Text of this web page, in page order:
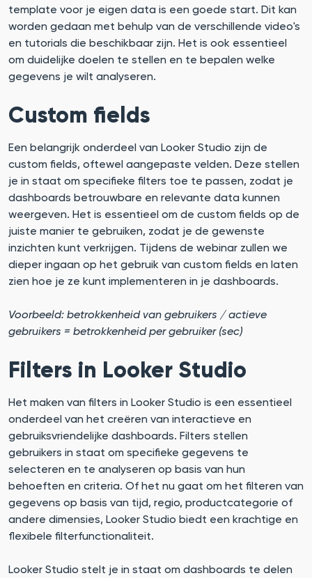
template voor je eigen data is een goede start. Dit kan
worden gedaan met behulp van de verschillende video's
en tutorials die beschikbaar zijn. Het is ook essentieel
om duidelijke doelen te stellen en te bepalen welke
gegevens je wilt analyseren.
Custom fields
Een belangrijk onderdeel van Looker Studio zijn de
custom fields, oftewel aangepaste velden. Deze stellen
je in staat om specifieke filters toe te passen, zodat je
dashboards betrouwbare en relevante data kunnen
weergeven. Het is essentieel om de custom fields op de
juiste manier te gebruiken, zodat je de gewenste
inzichten kunt verkrijgen. Tijdens de webinar zullen we
dieper ingaan op het gebruik van custom fields en laten
zien hoe je ze kunt implementeren in je dashboards.
Voorbeeld: betrokkenheid van gebruikers / actieve
gebruikers = betrokkenheid per gebruiker (sec)
Filters in Looker Studio
Het maken van filters in Looker Studio is een essentieel
onderdeel van het creëren van interactieve en
gebruiksvriendelijke dashboards. Filters stellen
gebruikers in staat om specifieke gegevens te
selecteren en te analyseren op basis van hun
behoeften en criteria. Of het nu gaat om het filteren van
gegevens op basis van tijd, regio, productcategorie of
andere dimensies, Looker Studio biedt een krachtige en
flexibele filterfunctionaliteit.
Looker Studio stelt je in staat om dashboards te delen